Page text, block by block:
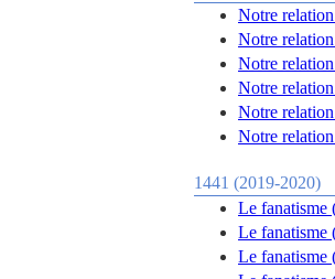
Notre
Notre
Notre
Notre
Notre
Notre
1441 (2019-2020)
Le fanatisme
Le fanatisme
Le fanatisme